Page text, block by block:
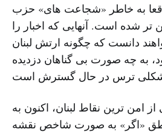
به خاطر «شجاعت های» حزب
تر شده است. آنهایی که اخبار را
دانست که چگونه ارتش لبنان
به چه صورت بی گناهان دزدیده
امن ترین نقاط لبنان، اکنون به
«اگر» به صورت شاخص نقشه